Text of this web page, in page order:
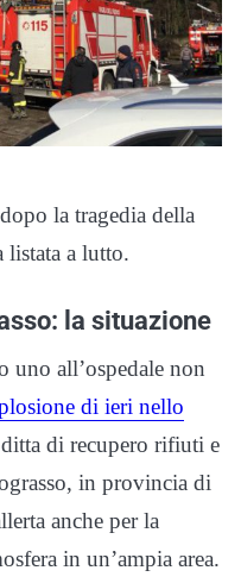
la tragedia della
a lutto.
la situazione
uno all’ospedale non
di ieri nello
di recupero rifiuti e
in provincia di
anche per la
in un’ampia area.